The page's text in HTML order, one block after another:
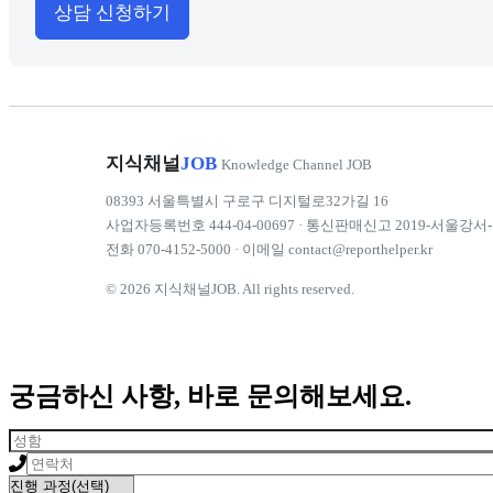
상담 신청하기
지식채널 JOB Knowledge Channel JOB
08393 서울특별시 구로구 디지털로32가길 16
사업자등록번호 444-04-00697 · 통신판매신고 2019-서울강서
전화 070-4152-5000 · 이메일 contact@reporthelper.kr
© 2026 지식채널JOB. All rights reserved.
궁금하신 사항, 바로 문의해보세요.